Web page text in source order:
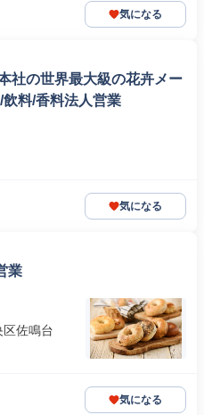
気になる
社の世界最大級の花卉メー
料/香料法人営業
気になる
業
佐鳴台
気になる